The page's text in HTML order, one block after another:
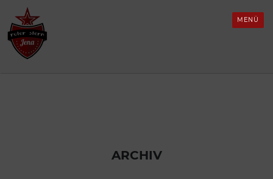
content
MENÜ
mit Konflikten
interessant
für
ARCHIV